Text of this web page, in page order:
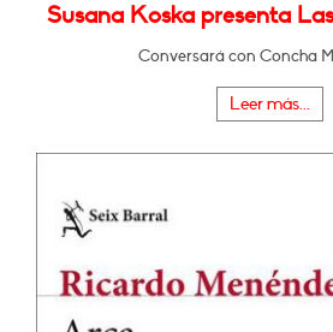
Susana Koska presenta
Conversará con Concha
Leer más...